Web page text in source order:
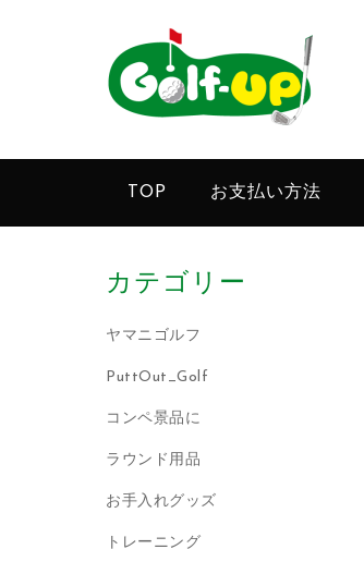
TOP お支払い方法
カテゴリー
ヤマニゴルフ
PuttOut_Golf
コンペ景品に
ラウンド用品
お手入れグッズ
トレーニング